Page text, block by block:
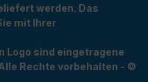
werden. Das
mit Ihrer
Logo sind eingetragene
Rechte vorbehalten - ©